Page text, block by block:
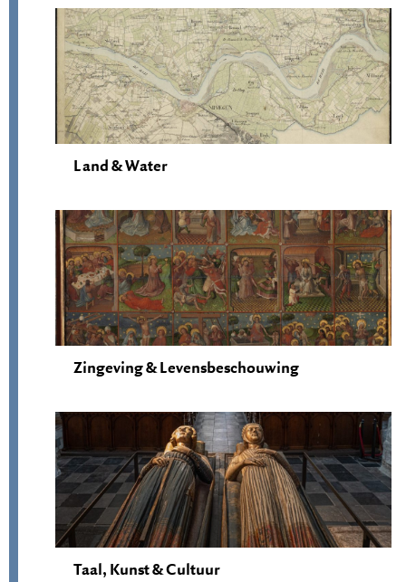
Land & Water
Zingeving & Levensbeschouwing
Taal, Kunst & Cultuur